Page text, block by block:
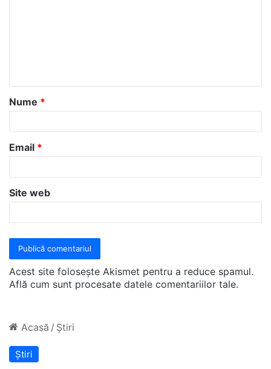
a
r
*
Nume *
Email *
Site web
Acest site folosește Akismet pentru a reduce spamul.
Află cum sunt procesate datele comentariilor tale.